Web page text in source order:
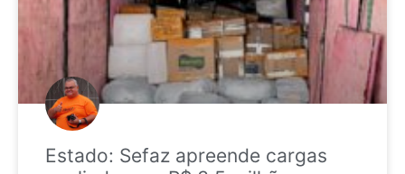
Estado: Sefaz apreende cargas